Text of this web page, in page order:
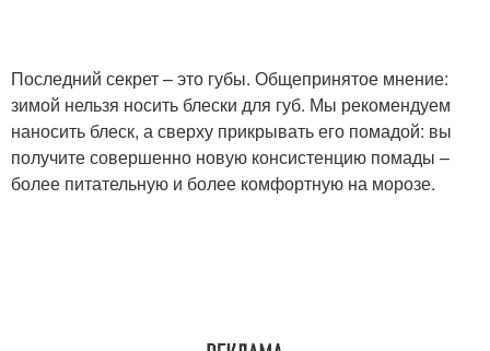
Последний секрет – это губы. Общепринятое мнение:
зимой нельзя носить блески для губ. Мы рекомендуем
наносить блеск, а сверху прикрывать его помадой: вы
получите совершенно новую консистенцию помады –
более питательную и более комфортную на морозе.